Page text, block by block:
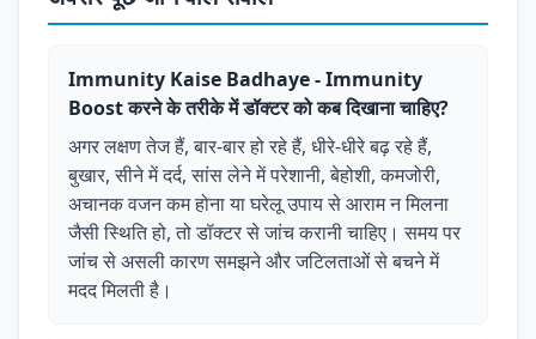
Immunity Kaise Badhaye - Immunity
Boost करने के तरीके में डॉक्टर को कब दिखाना चाहिए?
अगर लक्षण तेज हैं, बार-बार हो रहे हैं, धीरे-धीरे बढ़ रहे हैं,
बुखार, सीने में दर्द, सांस लेने में परेशानी, बेहोशी, कमजोरी,
अचानक वजन कम होना या घरेलू उपाय से आराम न मिलना
जैसी स्थिति हो, तो डॉक्टर से जांच करानी चाहिए। समय पर
जांच से असली कारण समझने और जटिलताओं से बचने में
मदद मिलती है।